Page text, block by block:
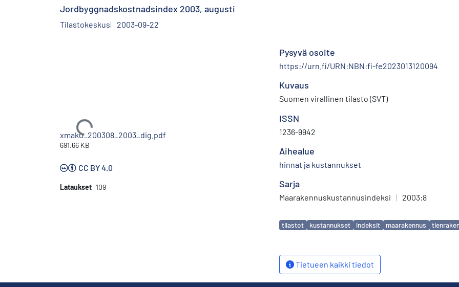
Jordbyggnadskostnadsindex 2003, augusti
Tilastokeskus 2003-09-22
Ladataan...
xmaku_200308_2003_dig.pdf
691.66 KB
CC BY 4.0
Lataukset 109
Pysyvä osoite
https://urn.fi/URN:NBN:fi-fe2023013120094
Kuvaus
Suomen virallinen tilasto (SVT)
ISSN
1236-9942
Aihealue
hinnat ja kustannukset
Sarja
Maarakennuskustannusindeksi | 2003:8
Avainsanat
tilastot kustannukset indeksit maarakennus
Tietueen kaikki tiedot